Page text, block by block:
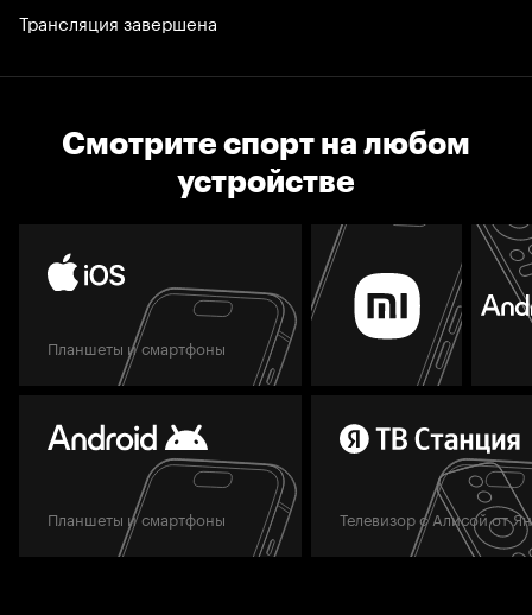
Трансляция завершена
Смотрите спорт на любом
устройстве
Планшеты и смартфоны
Планшеты и смартфоны Телевизор с Алисой от